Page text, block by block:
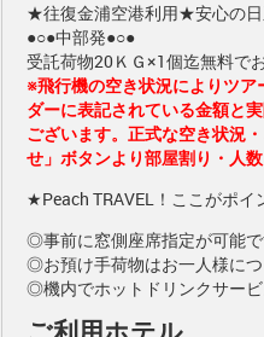
★往復金浦空港利用★安心の日
●○●中部発●○●
受託荷物20ＫＧ×1個迄無料で
※飛行機の空き状況によりツ
ダーに表記されている金額と
ございます。正式な空き状況
せ」ボタンより部屋割り・人
★Peach TRAVEL！ここがポイ
◎事前に窓側座席指定が可能
◎お預け手荷物はお一人様に
◎機内でホットドリンクサー